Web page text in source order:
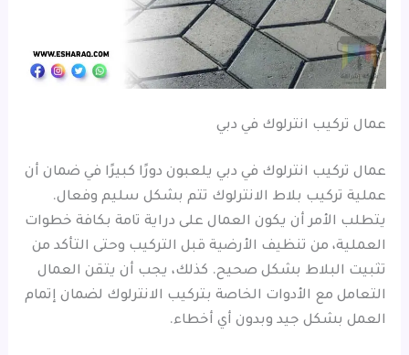
عمال تركيب انترلوك في دبي
عمال تركيب انترلوك في دبي يلعبون دورًا كبيرًا في ضمان أن
عملية تركيب بلاط الانترلوك تتم بشكل سليم وفعال.
يتطلب الأمر أن يكون العمال على دراية تامة بكافة خطوات
العملية، من تنظيف الأرضية قبل التركيب وحتى التأكد من
تثبيت البلاط بشكل صحيح. كذلك، يجب أن يتقن العمال
التعامل مع الأدوات الخاصة بتركيب الانترلوك لضمان إتمام
العمل بشكل جيد وبدون أي أخطاء.